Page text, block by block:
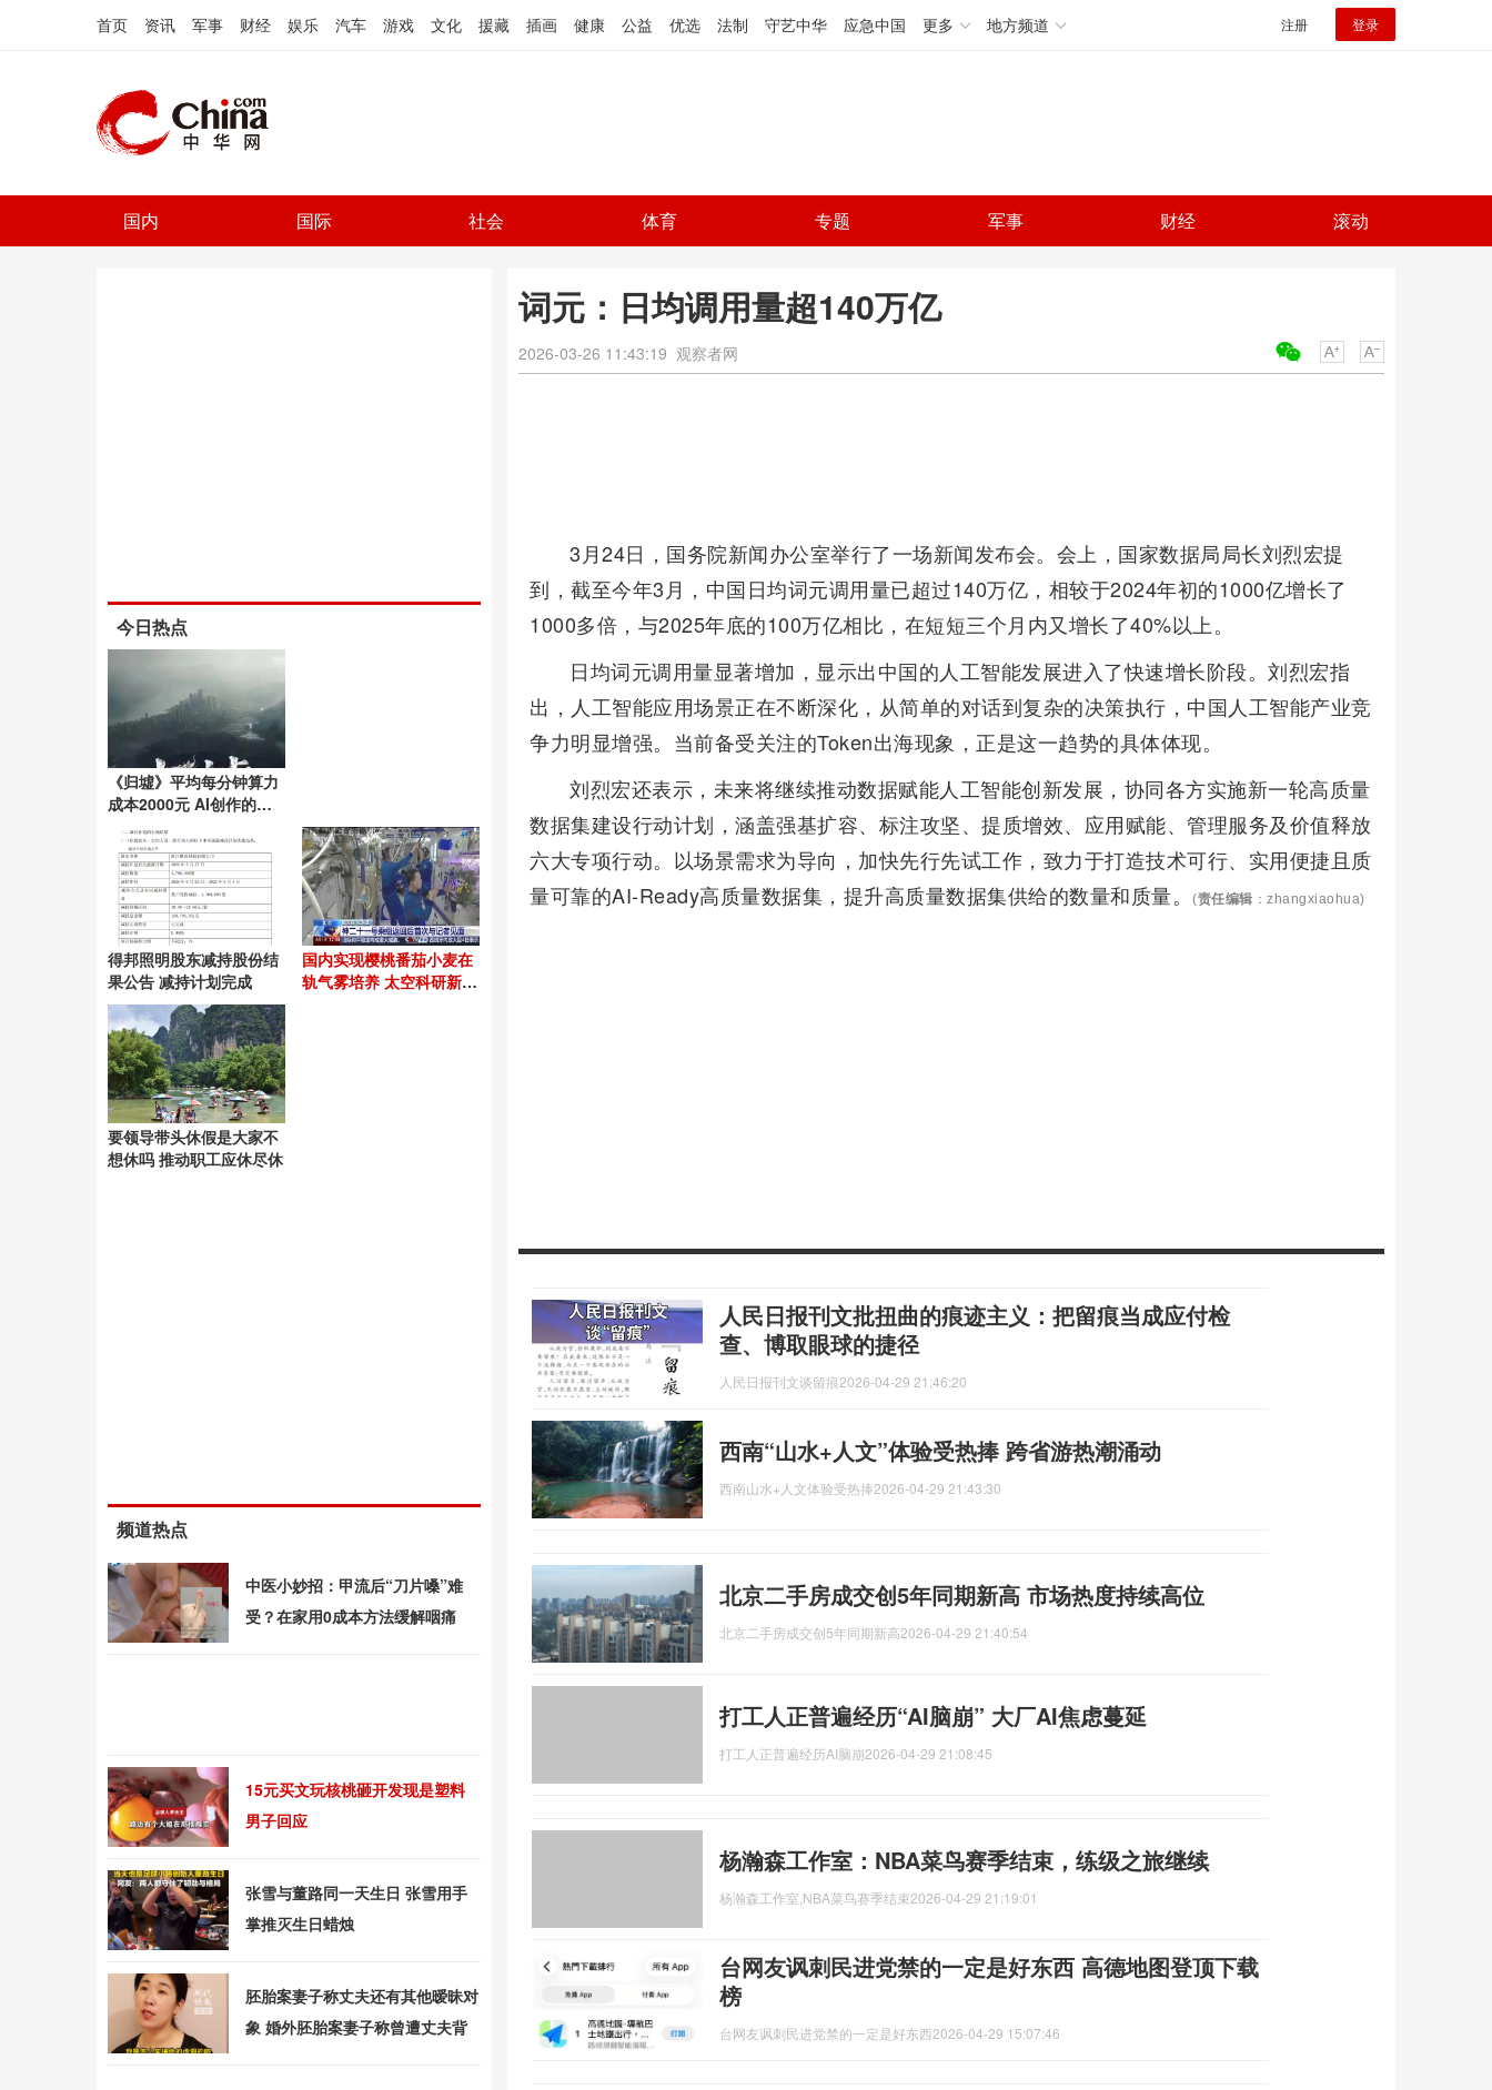
首页 资讯 军事 财经 娱乐 汽车 游戏 文化 援藏 插画 健康 公益 优选 法制 守艺中华 应急中国 更多 地方频道 注册 登录
国内 国际 社会 体育 专题 军事 财经 滚动
词元：日均调用量超140万亿
2026-03-26 11:43:19 观察者网
3月24日，国务院新闻办公室举行了一场新闻发布会。会上，国家数据局局长刘烈宏提
到，截至今年3月，中国日均词元调用量已超过140万亿，相较于2024年初的1000亿增长了
1000多倍，与2025年底的100万亿相比，在短短三个月内又增长了40%以上。
日均词元调用量显著增加，显示出中国的人工智能发展进入了快速增长阶段。刘烈宏指
出，人工智能应用场景正在不断深化，从简单的对话到复杂的决策执行，中国人工智能产业竞
争力明显增强。当前备受关注的Token出海现象，正是这一趋势的具体体现。
刘烈宏还表示，未来将继续推动数据赋能人工智能创新发展，协同各方实施新一轮高质量
数据集建设行动计划，涵盖强基扩容、标注攻坚、提质增效、应用赋能、管理服务及价值释放
六大专项行动。以场景需求为导向，加快先行先试工作，致力于打造技术可行、实用便捷且质
量可靠的AI-Ready高质量数据集，提升高质量数据集供给的数量和质量。
(责任编辑 ：zhangxiaohua)
人民日报刊文批扭曲的痕迹主义：把留痕当成应付检
查、博取眼球的捷径
人民日报刊文谈留痕2026-04-29 21:46:20
西南“山水+人文”体验受热捧 跨省游热潮涌动
西南山水+人文体验受热捧2026-04-29 21:43:30
北京二手房成交创5年同期新高 市场热度持续高位
北京二手房成交创5年同期新高2026-04-29 21:40:54
打工人正普遍经历“AI脑崩” 大厂AI焦虑蔓延
打工人正普遍经历AI脑崩2026-04-29 21:08:45
杨瀚森工作室：NBA菜鸟赛季结束，练级之旅继续
杨瀚森工作室,NBA菜鸟赛季结束2026-04-29 21:19:01
台网友讽刺民进党禁的一定是好东西 高德地图登顶下载
榜
台网友讽刺民进党禁的一定是好东西2026-04-29 15:07:46
今日热点
《归墟》平均每分钟算力
成本2000元 AI创作的高
昂代价
得邦照明股东减持股份结
果公告 减持计划完成
国内实现樱桃番茄小麦在
轨气雾培养 太空科研新突
要领导带头休假是大家不
想休吗 推动职工应休尽休
频道热点
中医小妙招：甲流后“刀片嗓”难
受？在家用0成本方法缓解咽痛
15元买文玩核桃砸开发现是塑料
男子回应
张雪与董路同一天生日 张雪用手
掌推灭生日蜡烛
胚胎案妻子称丈夫还有其他暧昧对
象 婚外胚胎案妻子称曾遭丈夫背